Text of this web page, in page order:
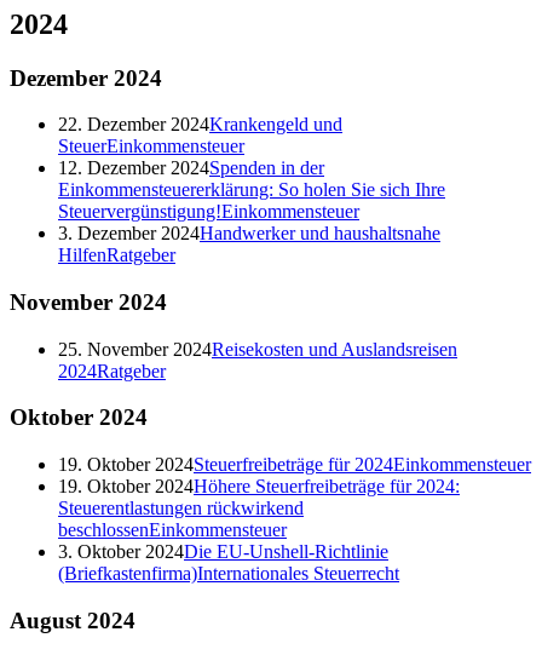
2024
Dezember 2024
22. Dezember 2024Krankengeld und
SteuerEinkommensteuer
12. Dezember 2024Spenden in der
Einkommensteuererklärung: So holen Sie sich Ihre
Steuervergünstigung!Einkommensteuer
3. Dezember 2024Handwerker und haushaltsnahe
HilfenRatgeber
November 2024
25. November 2024Reisekosten und Auslandsreisen
2024Ratgeber
Oktober 2024
19. Oktober 2024Steuerfreibeträge für 2024Einkommensteuer
19. Oktober 2024Höhere Steuerfreibeträge für 2024:
Steuerentlastungen rückwirkend
beschlossenEinkommensteuer
3. Oktober 2024Die EU-Unshell-Richtlinie
(Briefkastenfirma)Internationales Steuerrecht
August 2024